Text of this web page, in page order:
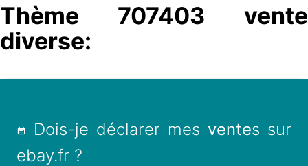
Thème 707403 vente
diverse:
Dois-je déclarer mes ventes sur
ebay.fr ?